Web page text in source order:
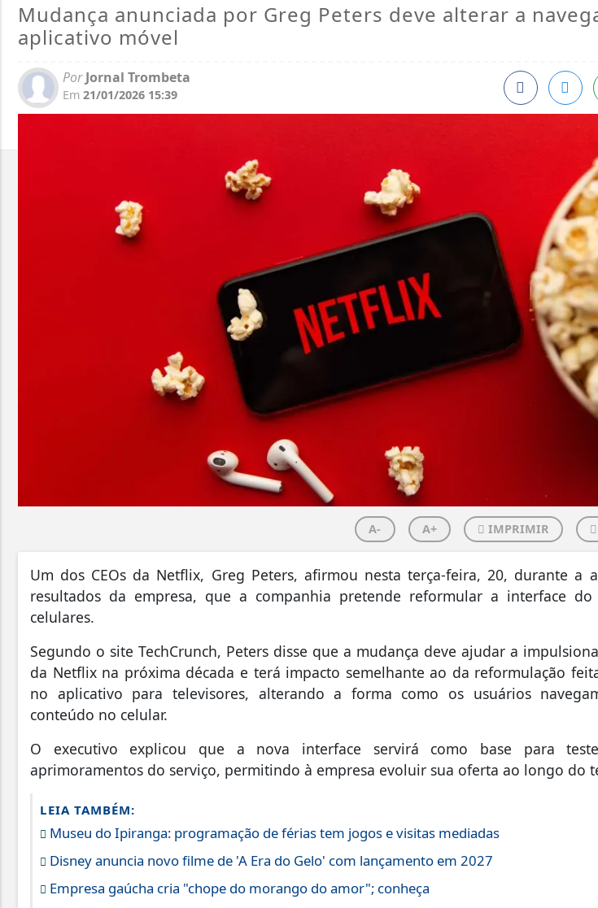
Mudança anunciada por Greg Peters deve alterar a
aplicativo móvel
PorJornal Trombeta
Em 21/01/2026 15:39
A- A+ IMPRIMIR
Um dos CEOs da Netflix, Greg Peters, afirmou nesta terça-feira, 20, durante a
resultados da empresa, que a companhia pretende reformular a interface do
celulares.
Segundo o site TechCrunch, Peters disse que a mudança deve ajudar a
da Netflix na próxima década e terá impacto semelhante ao da reformulação
no aplicativo para televisores, alterando a forma como os usuários
conteúdo no celular.
O executivo explicou que a nova interface servirá como base para
aprimoramentos do serviço, permitindo à empresa evoluir sua oferta ao longo do
LEIA TAMBÉM:
Museu do Ipiranga: programação de férias tem jogos e visitas mediadas
Disney anuncia novo filme de 'A Era do Gelo' com lançamento em 2027
Empresa gaúcha cria "chope do morango do amor"; conheça